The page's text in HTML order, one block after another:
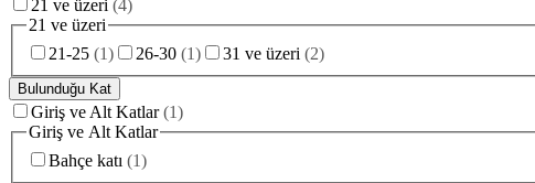
21 ve üzeri (4)
21 ve üzeri
21-25 (1) 26-30 (1) 31 ve üzeri (2)
Bulunduğu Kat
Giriş ve Alt Katlar (1)
Giriş ve Alt Katlar
Bahçe katı (1)